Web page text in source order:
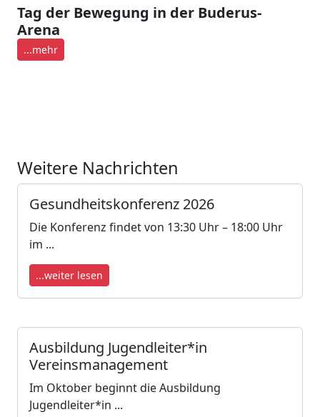
Tag der Bewegung in der Buderus-
Arena
...mehr
Weitere Nachrichten
Gesundheitskonferenz 2026
Die Konferenz findet von 13:30 Uhr – 18:00 Uhr
im ...
...weiter lesen
Ausbildung Jugendleiter*in
Vereinsmanagement
Im Oktober beginnt die Ausbildung
Jugendleiter*in ...